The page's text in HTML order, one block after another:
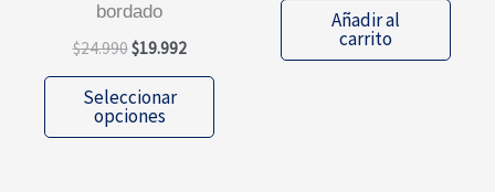
bordado
$24.990El
original
era:
$19.992El
actual
$19.992.
Seleccionar
opciones
Este
tiene
Añadir al
carrito